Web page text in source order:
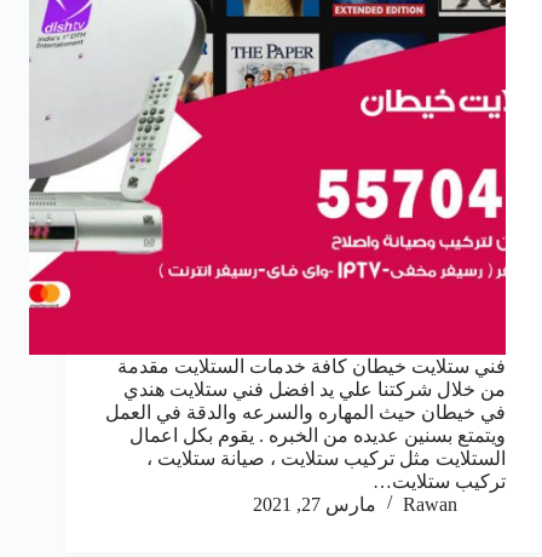
فني ستلايت خيطان كافة خدمات الستلايت مقدمة
من خلال شركتنا علي يد افضل فني ستلايت هندي
في خيطان حيث المهاره والسرعه والدقة في العمل
ويتمتع بسنين عديده من الخبره . يقوم بكل اعمال
الستلايت مثل تركيب ستلايت ، صيانة ستلايت ،
تركيب ستلايت…
Rawan
مارس 27, 2021